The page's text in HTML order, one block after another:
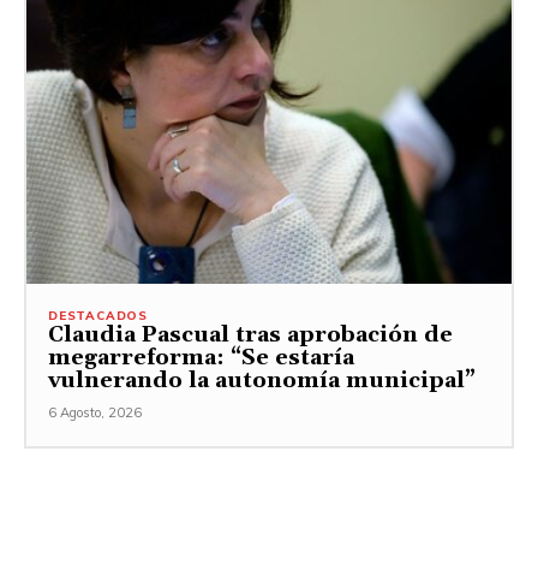
DESTACADOS
Claudia Pascual tras aprobación de
megarreforma: “Se estaría
vulnerando la autonomía municipal”
6 Agosto, 2026